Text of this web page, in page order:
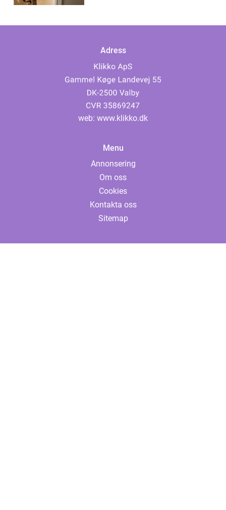
Adress
web: www.klikko.dk
Menu
Annonsering
Om oss
Cookies
Kontakta oss
Sitemap